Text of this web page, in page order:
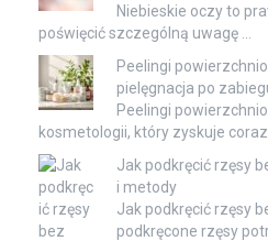
Niebieskie oczy to
poświęcić szczególną uwagę …
Peelingi
pielęgnacja po
Peelingi
kosmetologii, który zyskuje coraz
Jak podkręcić rzęsy
i metody
Jak podkręcić rzęsy
podkręcone rzęsy